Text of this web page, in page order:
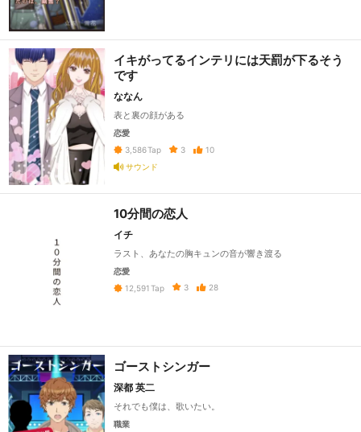
イキがってるインテリには天罰が下るそう
です
ななん
表と裏の顔がある
恋愛
3,586Tap 3
10
サウンド
10分間の恋人
イチ
ラスト、あなたの胸キュンの音が響き渡る
恋愛
12,591 Tap 3 28
ゴーストシンガー
深都 英二
それでも僕は、歌いたい。
職業